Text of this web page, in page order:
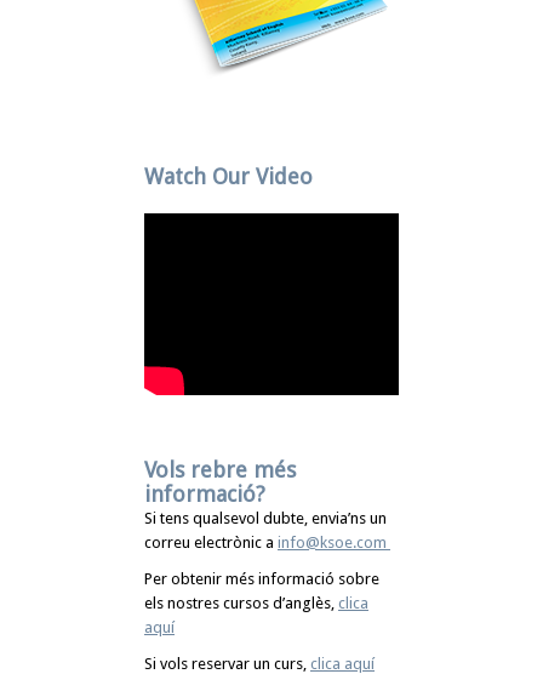
Watch Our Video
Vols rebre més
informació?
Si tens qualsevol dubte, envia’ns un
correu electrònic a info@ksoe.com
Per obtenir més informació sobre
els nostres cursos d’anglès, clica
aquí
Si vols reservar un curs, clica aquí